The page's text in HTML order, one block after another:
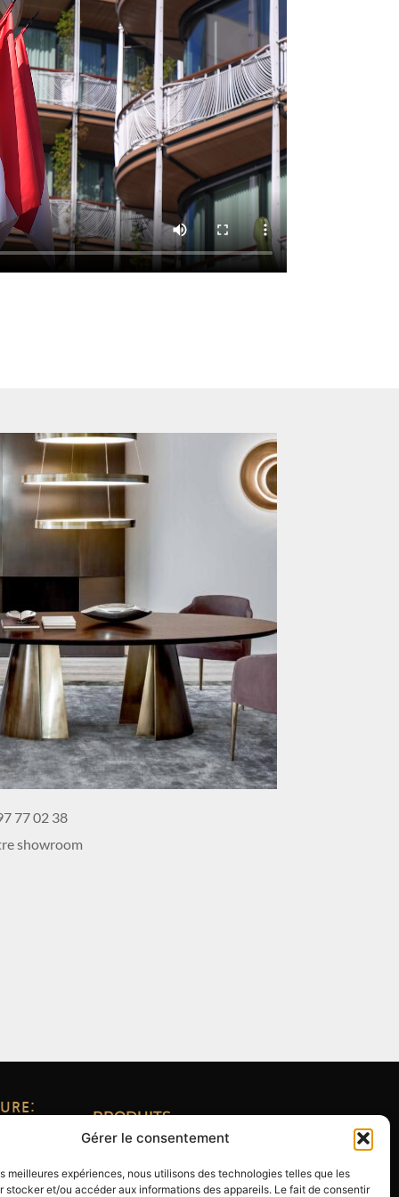
Gérer le consentement
meilleures expériences, nous utilisons des technologies telles que les
stocker et/ou accéder aux informations des appareils. Le fait de consentir
77 02 38
showroom
PRODUITS
NOS SERVICES